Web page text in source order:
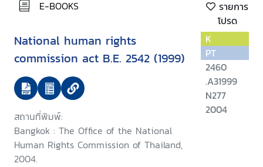
E-BOOKS
รายการ
โปรด
National human rights
commission act B.E. 2542 (1999)
สถานที่พิมพ์:
Bangkok : The Office of the National
Human Rights Commission of Thailand,
2004.
K
PT
2460
.A31999
N277
2004